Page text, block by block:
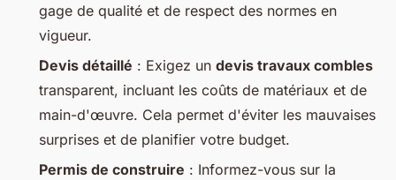
gage de qualité et de respect des normes en
vigueur.
Devis détaillé : Exigez un devis travaux combles
transparent, incluant les coûts de matériaux et de
main-d'œuvre. Cela permet d'éviter les mauvaises
surprises et de planifier votre budget.
Permis de construire : Informez-vous sur la